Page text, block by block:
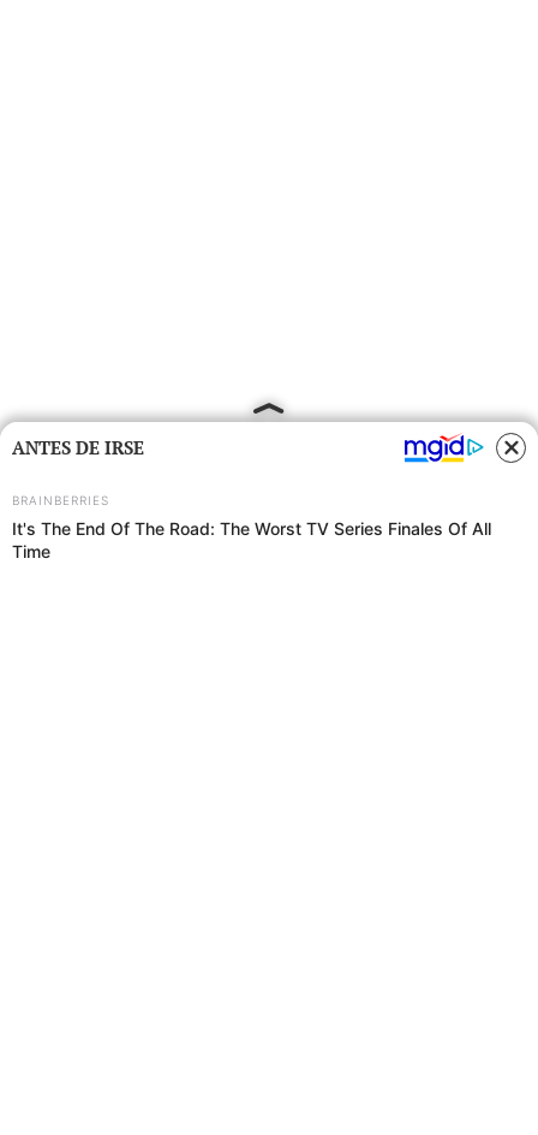
ANTES DE IRSE